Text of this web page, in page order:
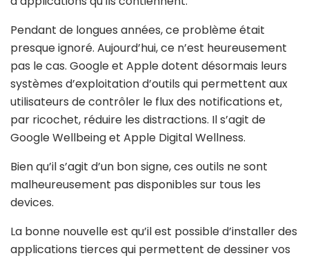
Pendant de longues années, ce problème était
presque ignoré. Aujourd’hui, ce n’est heureusement
pas le cas. Google et Apple dotent désormais leurs
systèmes d’exploitation d’outils qui permettent aux
utilisateurs de contrôler le flux des notifications et,
par ricochet, réduire les distractions. Il s’agit de
Google Wellbeing et Apple Digital Wellness.
Bien qu’il s’agit d’un bon signe, ces outils ne sont
malheureusement pas disponibles sur tous les
devices.
La bonne nouvelle est qu’il est possible d’installer des
applications tierces qui permettent de dessiner vos